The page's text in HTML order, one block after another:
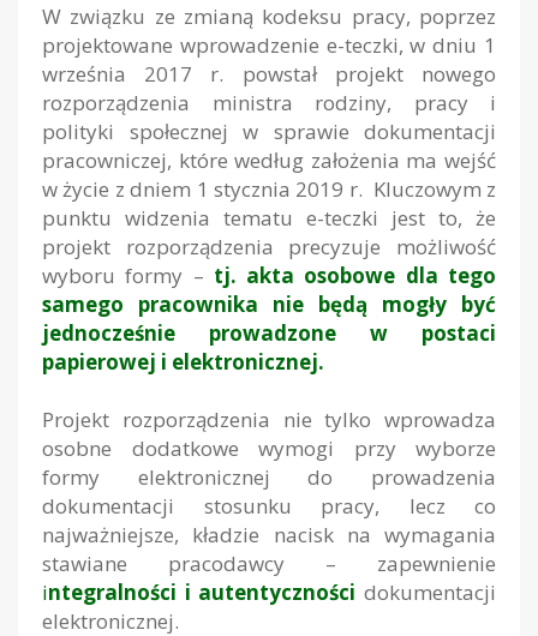
W związku ze zmianą kodeksu pracy, poprzez
projektowane wprowadzenie e-teczki, w dniu 1
września 2017 r. powstał projekt nowego
rozporządzenia ministra rodziny, pracy i
polityki społecznej w sprawie dokumentacji
pracowniczej, które według założenia ma wejść
w życie z dniem 1 stycznia 2019 r. Kluczowym z
punktu widzenia tematu e-teczki jest to, że
projekt rozporządzenia precyzuje możliwość
wyboru formy – tj. akta osobowe dla tego
samego pracownika nie będą mogły być
jednocześnie prowadzone w postaci
papierowej i elektronicznej.
Projekt rozporządzenia nie tylko wprowadza
osobne dodatkowe wymogi przy wyborze
formy elektronicznej do prowadzenia
dokumentacji stosunku pracy, lecz co
najważniejsze, kładzie nacisk na wymagania
stawiane pracodawcy – zapewnienie
integralności i autentyczności dokumentacji
elektronicznej.